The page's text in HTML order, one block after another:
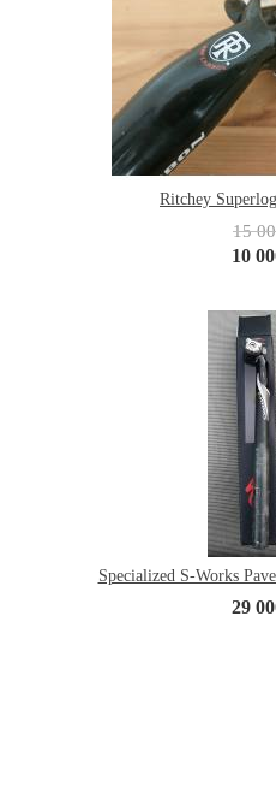
Ritchey
15
10
Specialized S-Works
29